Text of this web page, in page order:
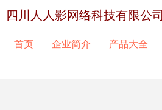
四川人人影网络科技有限公司
首页 企业简介 产品大全